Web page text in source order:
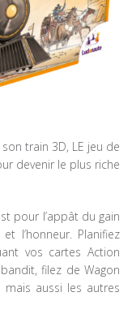
train 3D, LE jeu de
devenir le plus riche
pour l’appât du gain
l’honneur. Planifiez
vos cartes Action
filez de Wagon
aussi les autres